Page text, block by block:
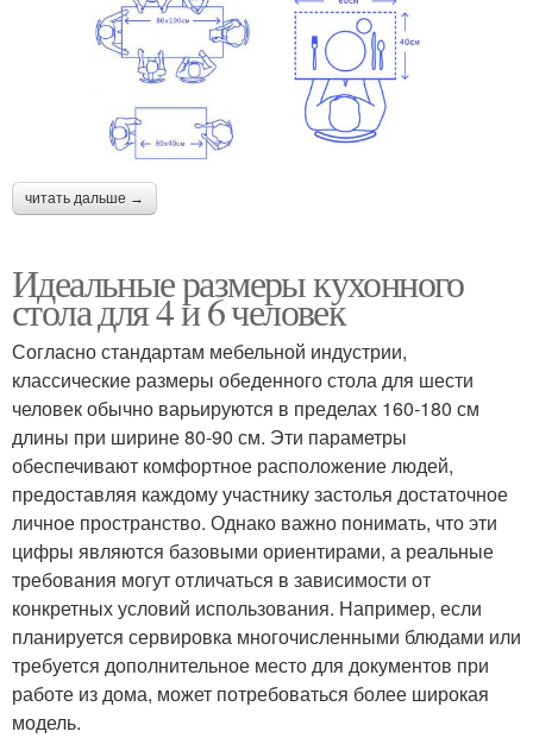
читать дальше →
Идеальные размеры кухонного
стола для 4 и 6 человек
Согласно стандартам мебельной индустрии,
классические размеры обеденного стола для шести
человек обычно варьируются в пределах 160-180 см
длины при ширине 80-90 см. Эти параметры
обеспечивают комфортное расположение людей,
предоставляя каждому участнику застолья достаточное
личное пространство. Однако важно понимать, что эти
цифры являются базовыми ориентирами, а реальные
требования могут отличаться в зависимости от
конкретных условий использования. Например, если
планируется сервировка многочисленными блюдами или
требуется дополнительное место для документов при
работе из дома, может потребоваться более широкая
модель.